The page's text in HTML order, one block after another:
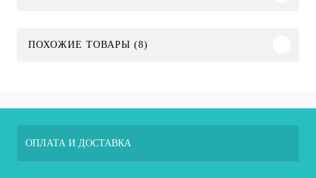
ПОХОЖИЕ ТОВАРЫ (8)
ОПЛАТА И ДОСТАВКА